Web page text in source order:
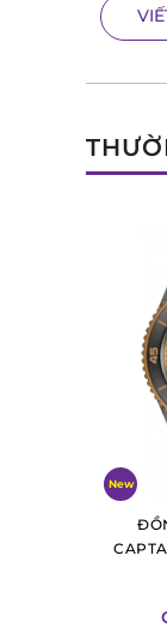
sapphire
đồng
New